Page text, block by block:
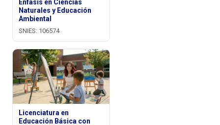
Énfasis en Ciencias
Naturales y Educación
Ambiental
SNIES: 106574
Licenciatura en
Educación Básica con